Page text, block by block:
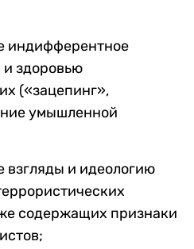
индифферентное
здоровью
(«зацепинг»,
умышленной
и идеологию
содержащих признаки